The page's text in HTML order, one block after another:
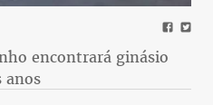
encontrará ginásio
anos